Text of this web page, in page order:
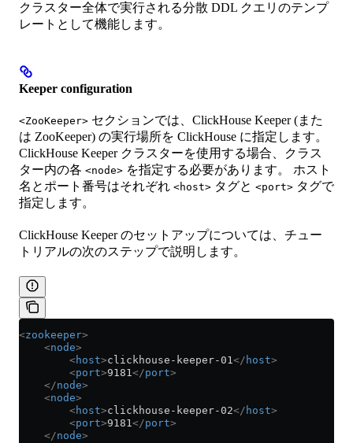
クラスター全体で実行される分散 DDL クエリのテンプ
レートとして機能します。
Keeper configuration
<ZooKeeper> セクションでは、ClickHouse Keeper (また
は ZooKeeper) の実行場所を ClickHouse に指定します。
ClickHouse Keeper クラスターを使用する場合、クラス
ター内の各 <node> を指定する必要があります。 ホスト
名とポート番号はそれぞれ <host> タグと <port> タグで
指定します。
ClickHouse Keeper のセットアップについては、チュー
トリアルの次のステップで説明します。
<zookeeper>
    <
node>
        <
host>clickhouse-keeper-01 </ host>
        <
port>9181 </port>
    </
node>
    <
node>
        <
host>clickhouse-keeper-02</ host>
        <
port>9181 </port>
    </
node>